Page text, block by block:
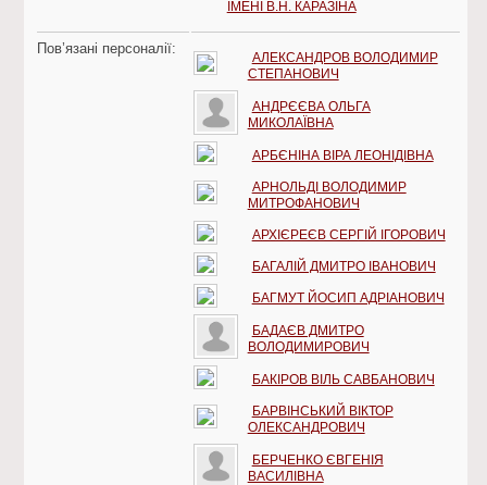
ІМЕНІ В.Н. КАРАЗІНА
Пов’язані персоналії:
АЛЕКСАНДРОВ ВОЛОДИМИР
СТЕПАНОВИЧ
АНДРЄЄВА ОЛЬГА
МИКОЛАЇВНА
АРБЄНІНА ВІРА ЛЕОНІДІВНА
АРНОЛЬДІ ВОЛОДИМИР
МИТРОФАНОВИЧ
АРХІЄРЕЄВ СЕРГІЙ ІГОРОВИЧ
БАГАЛІЙ ДМИТРО ІВАНОВИЧ
БАГМУТ ЙОСИП АДРІАНОВИЧ
БАДАЄВ ДМИТРО
ВОЛОДИМИРОВИЧ
БАКІРОВ ВІЛЬ САВБАНОВИЧ
БАРВІНСЬКИЙ ВІКТОР
ОЛЕКСАНДРОВИЧ
БЕРЧЕНКО ЄВГЕНІЯ
ВАСИЛІВНА